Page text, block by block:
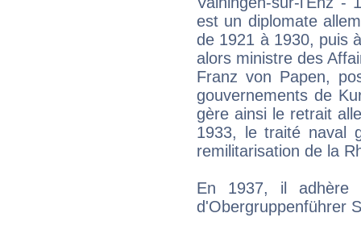
est un diplomate
de 1921 à 1930, puis
alors ministre des
Franz von Papen,
gouvernements de
gère ainsi le retrait
1933, le traité naval
remilitarisation de la
En 1937, il
d'Obergruppenführer